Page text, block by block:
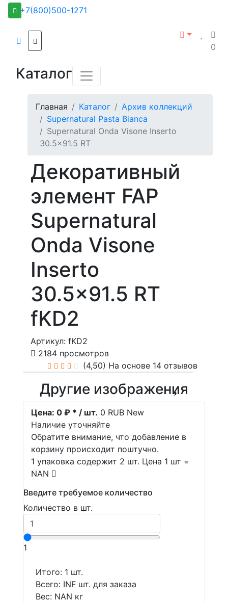
+7(800)500-1271
0
Каталог
Главная Каталог
Архив коллекций
Supernatural Pasta Bianca
Supernatural Onda Visone Inserto
30.5x91.5 RT
Декоративный
элемент FAP
Supernatural
Onda Visone
Inserto
30.5x91.5 RT
fKD2
Артикул: fKD2
2184 просмотров
(4,50) На основе 14 отзывов
Другие изображения
Цена: 0 ₽ * / шт. 0 RUB New
Наличие уточняйте
Обратите внимание, что добавление в
корзину происходит поштучно.
1 упаковка содержит 2 шт. Цена 1 шт =
NAN
Введите требуемое количество
Количество в шт.
1
Итого: 1 шт.
Всего: INF шт. для заказа
Вес: NAN кг